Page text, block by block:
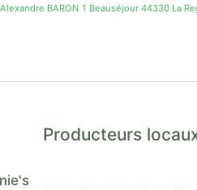
BARON 1 Beauséjour 44330 La
Producteurs